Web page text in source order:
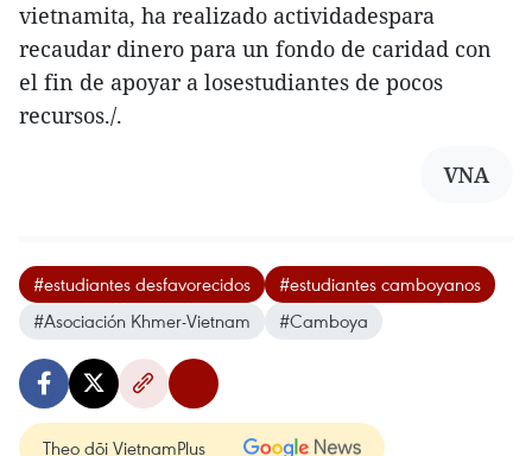
vietnamita, ha realizado actividadespara
recaudar dinero para un fondo de caridad con
el fin de apoyar a losestudiantes de pocos
recursos./.
VNA
#estudiantes desfavorecidos
#estudiantes camboyanos
#Asociación Khmer-Vietnam
#Camboya
Theo dõi VietnamPlus